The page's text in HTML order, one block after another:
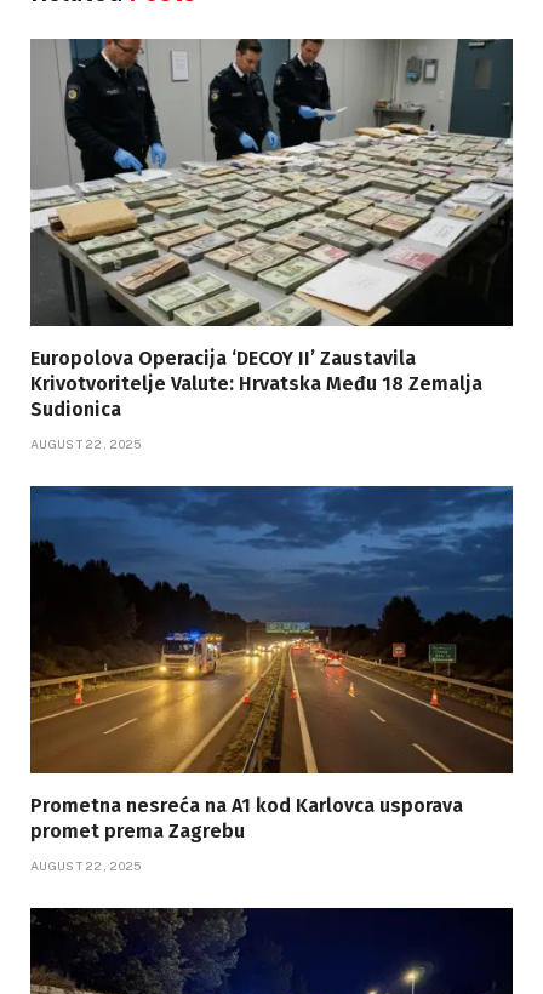
Europolova Operacija ‘DECOY II’ Zaustavila
Krivotvoritelje Valute: Hrvatska Među 18 Zemalja
Sudionica
AUGUST 22, 2025
Prometna nesreća na A1 kod Karlovca usporava
promet prema Zagrebu
AUGUST 22, 2025